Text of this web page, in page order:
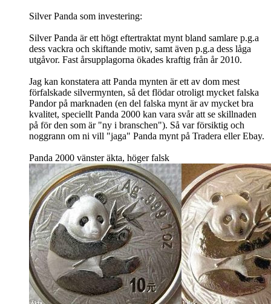
Silver Panda som investering:
Silver Panda är ett högt eftertraktat mynt bland samlare p.g.a
dess vackra och skiftande motiv, samt även p.g.a dess låga
utgåvor. Fast årsupplagorna ökades kraftig från år 2010.
Jag kan konstatera att Panda mynten är ett av dom mest
förfalskade silvermynten, så det flödar otroligt mycket falska
Pandor på marknaden (en del falska mynt är av mycket bra
kvalitet, speciellt Panda 2000 kan vara svår att se skillnaden
på för den som är "ny i branschen"). Så var försiktig och
noggrann om ni vill "jaga" Panda mynt på Tradera eller Ebay.
Panda 2000 vänster äkta, höger falsk